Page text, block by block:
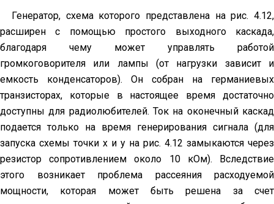
Генератор, схема которого представлена на рис. 4.12,
рас­ширен с помощью простого выходного каскада,
благодаря чему может управлять работой
громкоговорителя или лампы (от нагрузки зависит и
емкость конденсаторов). Он собран на герма­ниевых
транзисторах, которые в настоящее время достаточно
доступны для радиолюбителей. Ток на оконечный каскад
по­дается только на время генерирования сигнала (для
запуска схемы точки х и у на рис. 4.12 замыкаются через
резистор сопротив­лением около 10 кОм). Вследствие
этого возникает проблема рассеяния расходуемой
мощности, которая может быть решена за счет